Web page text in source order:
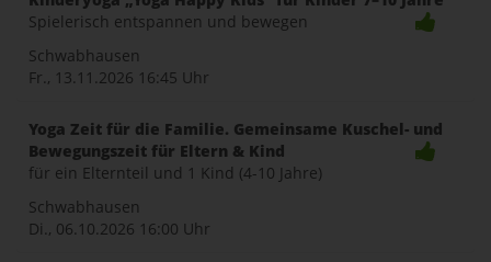
Spielerisch entspannen und bewegen
Schwabhausen
Fr., 13.11.2026 16:45 Uhr
Yoga Zeit für die Familie. Gemeinsame Kuschel- und
Bewegungszeit für Eltern & Kind
für ein Elternteil und 1 Kind (4-10 Jahre)
Schwabhausen
Di., 06.10.2026 16:00 Uhr